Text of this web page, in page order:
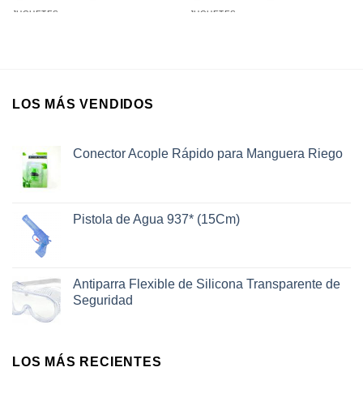
JUGUETES JUGUETES
LOS MÁS VENDIDOS
Conector Acople Rápido para Manguera Riego
Pistola de Agua 937* (15Cm)
Antiparra Flexible de Silicona Transparente de
Seguridad
LOS MÁS RECIENTES